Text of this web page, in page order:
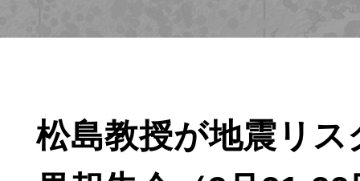
松島教授が地震リ